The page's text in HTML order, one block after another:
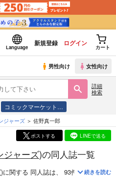
Language
新規登録 ログイン
カート
男性向け 女性向け
詳細
検索
コミックマーケット…
ジャーズ 佐野真一郎
ポストする LINEで送る
ジャーズ)の同人誌一覧
)に関する 同人誌は、 93件お取り扱い
続きを読む